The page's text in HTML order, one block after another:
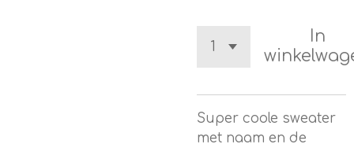
In
Super coole sweater
met naam en de